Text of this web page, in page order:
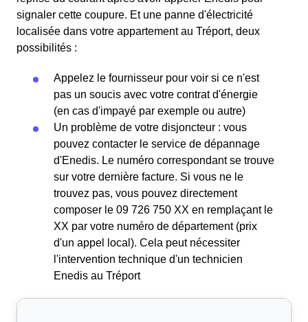
signaler cette coupure. Et une panne d'électricité
localisée dans votre appartement au Tréport, deux
possibilités :
Appelez le fournisseur pour voir si ce n'est
pas un soucis avec votre contrat d'énergie
(en cas d'impayé par exemple ou autre)
Un problème de votre disjoncteur : vous
pouvez contacter le service de dépannage
d'Enedis. Le numéro correspondant se trouve
sur votre dernière facture. Si vous ne le
trouvez pas, vous pouvez directement
composer le 09 726 750 XX en remplaçant le
XX par votre numéro de département (prix
d'un appel local). Cela peut nécessiter
l'intervention technique d'un technicien
Enedis au Tréport